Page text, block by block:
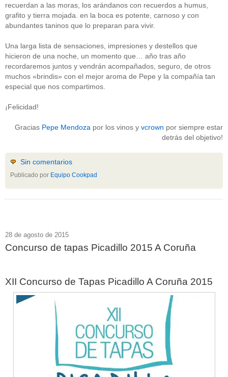
recuerdan a las moras, los arándanos con recuerdos a humus,
grafito y tierra mojada. en la boca es potente, carnoso y con
abundantes taninos que lo preparan para vivir.
Una larga lista de sensaciones, impresiones y destellos que
hicieron de una noche, un momento que… año tras año
recordaremos juntos y vendrán acompañados, seguro, de otros
muchos «brindis» con el mejor aroma de Pepe y la compañía tan
especial que nos compartimos.
¡Felicidad!
Gracias Pepe Mendoza por los vinos y vcrown por siempre estar
detrás del objetivo!
Sin comentarios
Publicado por Equipo Cookpad
28 de agosto de 2015
Concurso de tapas Picadillo 2015 A Coruña
XII Concurso de Tapas Picadillo A Coruña 2015